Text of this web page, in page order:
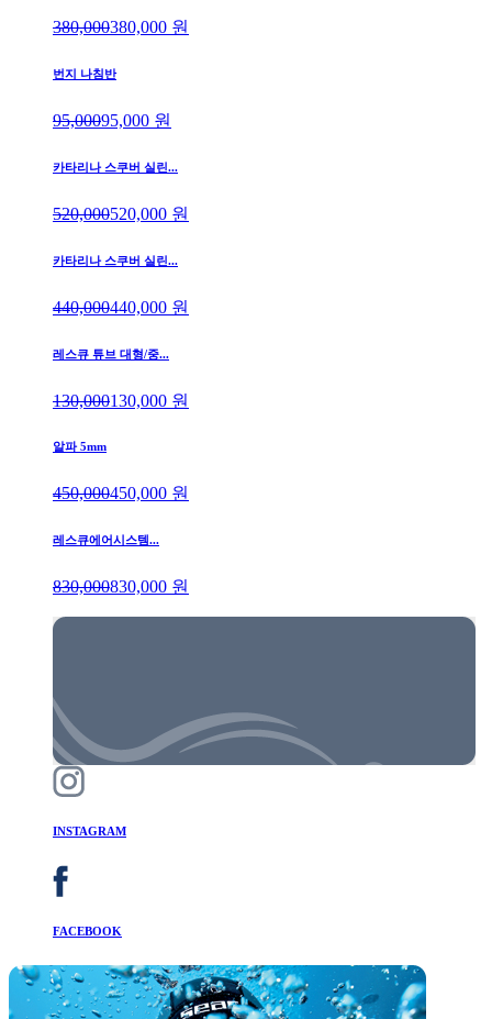
380,000380,000 원
번지 나침반
95,00095,000 원
카타리나 스쿠버 실린...
520,000520,000 원
카타리나 스쿠버 실린...
440,000440,000 원
레스큐 튜브 대형/중...
130,000130,000 원
알파 5mm
450,000450,000 원
레스큐에어시스템...
830,000830,000 원
INSTAGRAM
FACEBOOK